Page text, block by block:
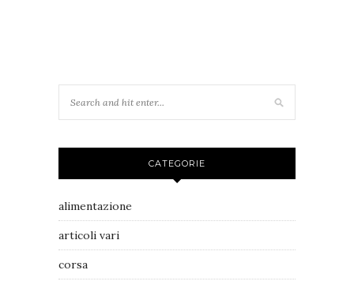
CATEGORIE
alimentazione
articoli vari
corsa